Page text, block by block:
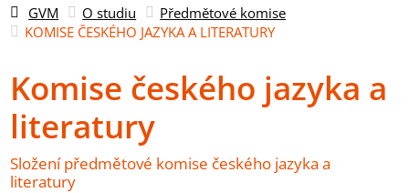
GVM O studiu
Předmětové komise
KOMISE ČESKÉHO JAZYKA A LITERATURY
Komise českého jazyka a
literatury
Složení předmětové komise českého jazyka a
literatury